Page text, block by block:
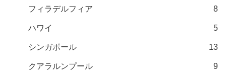
フィラデルフィア 8
ハワイ 5
シンガポール 13
クアラルンプール 9